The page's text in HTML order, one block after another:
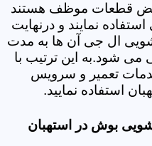
قطعات موظف هستند
نمایند و درنهایت
ال جی آن ها به مدت
می شود.به این ترتیب با
تعمیر و سرویس
استفاده نمایید.
بوش در استهبان